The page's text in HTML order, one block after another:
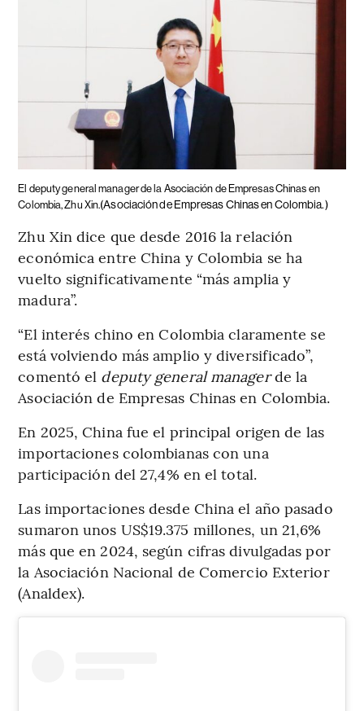
El deputy general manager de la Asociación de Empresas Chinas en
Colombia, Zhu Xin.(Asociación de Empresas Chinas en Colombia.)
Zhu Xin dice que desde 2016 la relación
económica entre China y Colombia se ha
vuelto significativamente “más amplia y
madura”.
“El interés chino en Colombia claramente se
está volviendo más amplio y diversificado”,
comentó el deputy general managerde la
Asociación de Empresas Chinas en Colombia.
En 2025, China fue el principal origen de las
importaciones colombianas con una
participación del 27,4% en el total.
Las importaciones desde China el año pasado
sumaron unos US$19.375 millones, un 21,6%
más que en 2024, según cifras divulgadas por
la Asociación Nacional de Comercio Exterior
(Analdex).